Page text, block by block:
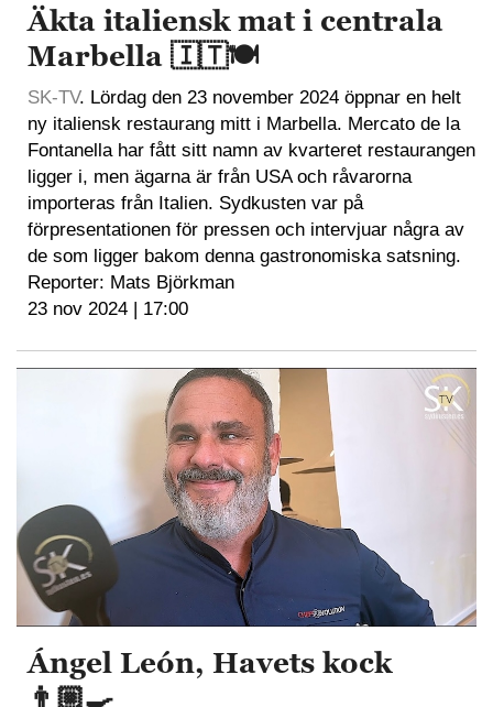
Äkta italiensk mat i centrala
Marbella 🇮🇹🍽️
SK-TV. Lördag den 23 november 2024 öppnar en helt
ny italiensk restaurang mitt i Marbella. Mercato de la
Fontanella har fått sitt namn av kvarteret restaurangen
ligger i, men ägarna är från USA och råvarorna
importeras från Italien. Sydkusten var på
förpresentationen för pressen och intervjuar några av
de som ligger bakom denna gastronomiska satsning.
Reporter: Mats Björkman
23 nov 2024 | 17:00
Ángel León, Havets kock
👨🏼‍🍳